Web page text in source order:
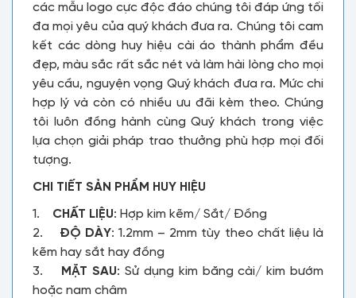
các mẫu logo cực độc đáo chúng tôi đáp ứng tối
đa mọi yêu của quý khách đưa ra. Chúng tôi cam
kết các dòng huy hiệu cài áo thành phẩm đều
đẹp, màu sắc rất sắc nét và làm hài lòng cho mọi
yêu cầu, nguyện vọng Quý khách đưa ra. Mức chi
hợp lý và còn có nhiều ưu đãi kèm theo. Chúng
tôi luôn đồng hành cùng Quý khách trong việc
lựa chọn giải pháp trao thưởng phù hợp mọi đối
tượng.
CHI TIẾT SẢN PHẨM HUY HIỆU
1. CHẤT LIỆU: Hợp kim kẽm/ Sắt/ Đồng
2.
ĐỘ DÀY: 1.2mm – 2mm tùy theo chất liệu là
kẽm hay sắt hay đồng
3.
MẶT SAU: Sử dụng kim băng cài/ kim bướm
hoặc nam châm